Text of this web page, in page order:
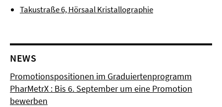
Takustraße 6, Hörsaal Kristallographie
NEWS
Promotionspositionen im Graduiertenprogramm
PharMetrX : Bis 6. September um eine Promotion
bewerben